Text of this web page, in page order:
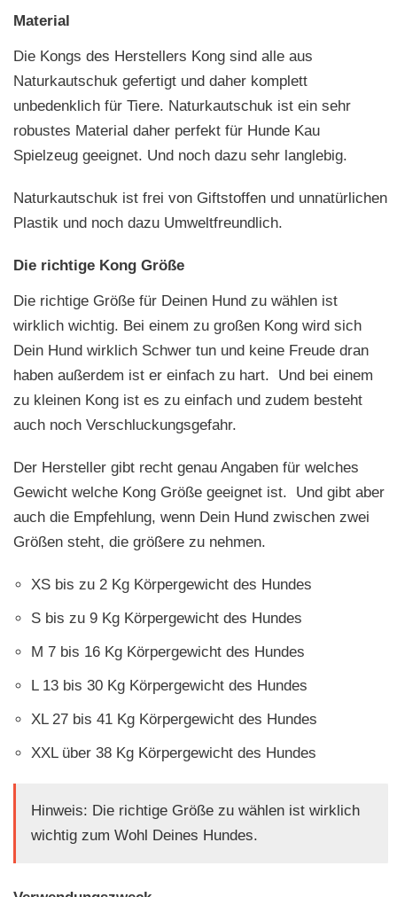
Material
Die Kongs des Herstellers Kong sind alle aus
Naturkautschuk gefertigt und daher komplett
unbedenklich für Tiere. Naturkautschuk ist ein sehr
robustes Material daher perfekt für Hunde Kau
Spielzeug geeignet. Und noch dazu sehr langlebig.
Naturkautschuk ist frei von Giftstoffen und unnatürlichen
Plastik und noch dazu Umweltfreundlich.
Die richtige Kong Größe
Die richtige Größe für Deinen Hund zu wählen ist
wirklich wichtig. Bei einem zu großen Kong wird sich
Dein Hund wirklich Schwer tun und keine Freude dran
haben außerdem ist er einfach zu hart. Und bei einem
zu kleinen Kong ist es zu einfach und zudem besteht
auch noch Verschluckungsgefahr.
Der Hersteller gibt recht genau Angaben für welches
Gewicht welche Kong Größe geeignet ist. Und gibt aber
auch die Empfehlung, wenn Dein Hund zwischen zwei
Größen steht, die größere zu nehmen.
XS bis zu 2 Kg Körpergewicht des Hundes
S bis zu 9 Kg Körpergewicht des Hundes
M 7 bis 16 Kg Körpergewicht des Hundes
L 13 bis 30 Kg Körpergewicht des Hundes
XL 27 bis 41 Kg Körpergewicht des Hundes
XXL über 38 Kg Körpergewicht des Hundes
Hinweis: Die richtige Größe zu wählen ist wirklich
wichtig zum Wohl Deines Hundes.